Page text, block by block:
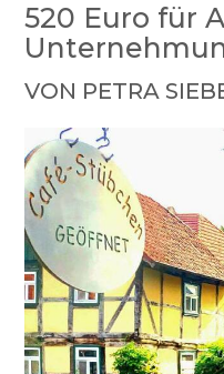
520 Euro für
VON PETRA